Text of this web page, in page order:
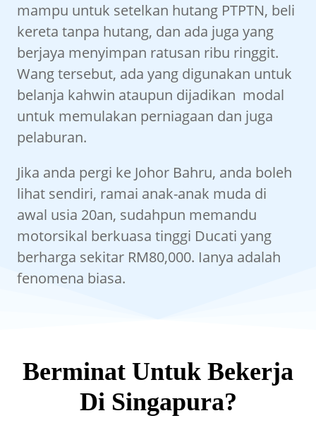
mampu untuk setelkan hutang PTPTN, beli
kereta tanpa hutang, dan ada juga yang
berjaya menyimpan ratusan ribu ringgit.
Wang tersebut, ada yang digunakan untuk
belanja kahwin ataupun dijadikan modal
untuk memulakan perniagaan dan juga
pelaburan.
Jika anda pergi ke Johor Bahru, anda boleh
lihat sendiri, ramai anak-anak muda di
awal usia 20an, sudahpun memandu
motorsikal berkuasa tinggi Ducati yang
berharga sekitar RM80,000. Ianya adalah
fenomena biasa.
Berminat Untuk Bekerja
Di Singapura?